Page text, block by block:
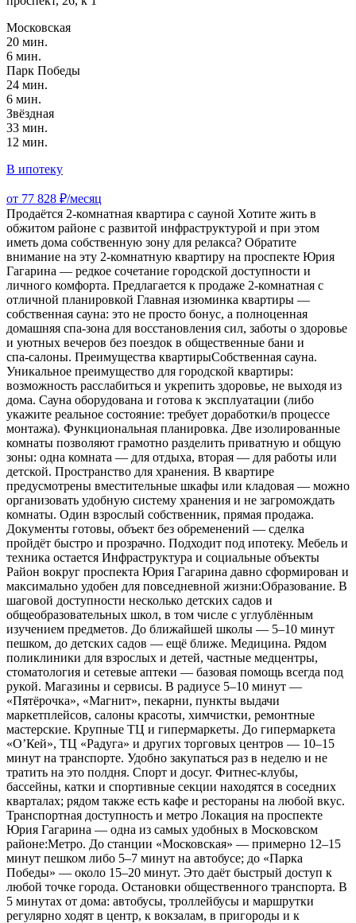
Московская
20 мин.
6 мин.
Парк Победы
24 мин.
6 мин.
Звёздная
33 мин.
12 мин.
В ипотеку
от 77 828 ₽/месяц
Продаётся 2‑комнатная квартира с сауной Хотите жить в
обжитом районе с развитой инфраструктурой и при этом
иметь дома собственную зону для релакса? Обратите
внимание на эту 2‑комнатную квартиру на проспекте Юрия
Гагарина — редкое сочетание городской доступности и
личного комфорта. Предлагается к продаже 2‑комнатная с
отличной планировкой Главная изюминка квартиры —
собственная сауна: это не просто бонус, а полноценная
домашняя спа‑зона для восстановления сил, заботы о здоровье
и уютных вечеров без поездок в общественные бани и
спа‑салоны. Преимущества квартирыСобственная сауна.
Уникальное преимущество для городской квартиры:
возможность расслабиться и укрепить здоровье, не выходя из
дома. Сауна оборудована и готова к эксплуатации (либо
укажите реальное состояние: требует доработки/в процессе
монтажа). Функциональная планировка. Две изолированные
комнаты позволяют грамотно разделить приватную и общую
зоны: одна комната — для отдыха, вторая — для работы или
детской. Пространство для хранения. В квартире
предусмотрены вместительные шкафы или кладовая — можно
организовать удобную систему хранения и не загромождать
комнаты. Один взрослый собственник, прямая продажа.
Документы готовы, объект без обременений — сделка
пройдёт быстро и прозрачно. Подходит под ипотеку. Мебель и
техника остается Инфраструктура и социальные объекты
Район вокруг проспекта Юрия Гагарина давно сформирован и
максимально удобен для повседневной жизни:Образование. В
шаговой доступности несколько детских садов и
общеобразовательных школ, в том числе с углублённым
изучением предметов. До ближайшей школы — 5–10 минут
пешком, до детских садов — ещё ближе. Медицина. Рядом
поликлиники для взрослых и детей, частные медцентры,
стоматология и сетевые аптеки — базовая помощь всегда под
рукой. Магазины и сервисы. В радиусе 5–10 минут —
«Пятёрочка», «Магнит», пекарни, пункты выдачи
маркетплейсов, салоны красоты, химчистки, ремонтные
мастерские. Крупные ТЦ и гипермаркеты. До гипермаркета
«О’Кей», ТЦ «Радуга» и других торговых центров — 10–15
минут на транспорте. Удобно закупаться раз в неделю и не
тратить на это полдня. Спорт и досуг. Фитнес‑клубы,
бассейны, катки и спортивные секции находятся в соседних
кварталах; рядом также есть кафе и рестораны на любой вкус.
Транспортная доступность и метро Локация на проспекте
Юрия Гагарина — одна из самых удобных в Московском
районе:Метро. До станции «Московская» — примерно 12–15
минут пешком либо 5–7 минут на автобусе; до «Парка
Победы» — около 15–20 минут. Это даёт быстрый доступ к
любой точке города. Остановки общественного транспорта. В
5 минутах от дома: автобусы, троллейбусы и маршрутки
регулярно ходят в центр, к вокзалам, в пригороды и к